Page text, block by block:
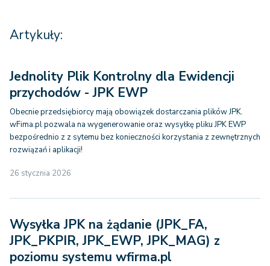
Artykuły:
Jednolity Plik Kontrolny dla Ewidencji
przychodów - JPK EWP
Obecnie przedsiębiorcy mają obowiązek dostarczania plików JPK.
wFima.pl pozwala na wygenerowanie oraz wysyłkę pliku JPK EWP
bezpośrednio z z sytemu bez konieczności korzystania z zewnętrznych
rozwiązań i aplikacji!
26 stycznia 2026
Wysyłka JPK na żądanie (JPK_FA,
JPK_PKPIR, JPK_EWP, JPK_MAG) z
poziomu systemu wfirma.pl